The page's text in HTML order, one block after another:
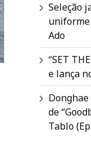
Seleção
uniforme
Ado
“SET
e lança
Donghae
de
Tablo